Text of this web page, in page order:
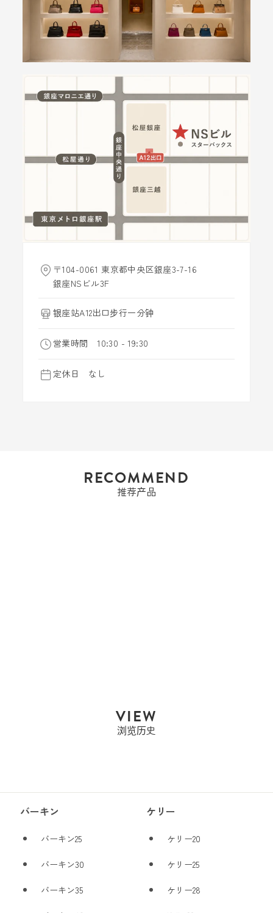
〒104-0061 東京都中央区銀座3-7-16
銀座NSビル3F
银座站A12出口步行一分钟
営業時間 10:30 - 19:30
定休日 なし
RECOMMEND
推荐产品
VIEW
浏览历史
バーキン
バーキン25
バーキン30
バーキン35
ケリー
ケリー20
ケリー25
ケリー28